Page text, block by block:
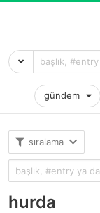
gündem
sıralama
hurda